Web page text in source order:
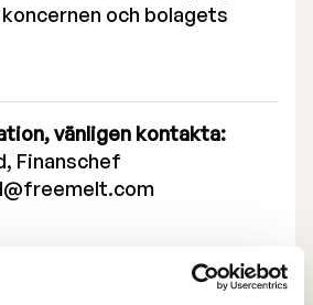
ledning
och bolagets
vänligen kontakta:
Finanschef